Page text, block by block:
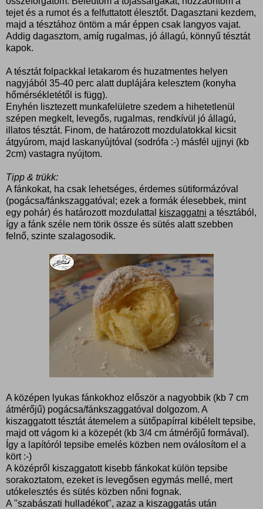
tejet és a rumot és a felfuttatott élesztőt. Dagasztani kezdem,
majd a tésztához öntöm a már éppen csak langyos vajat.
Addig dagasztom, amíg rugalmas, jó állagú, könnyű tésztát
kapok.
A tésztát folpackkal letakarom és huzatmentes helyen
nagyjából 35-40 perc alatt duplájára kelesztem (konyha
hőmérsékletétől is függ).
Enyhén lisztezett munkafelületre szedem a hihetetlenül
szépen megkelt, levegős, rugalmas, rendkívül jó állagú,
illatos tésztát. Finom, de határozott mozdulatokkal kicsit
átgyúrom, majd laskanyújtóval (sodrófa :-) másfél ujjnyi (kb
2cm) vastagra nyújtom.
Tipp & trükk:
A fánkokat, ha csak lehetséges, érdemes sütiformázóval
(pogácsa/fánkszaggatóval; ezek a formák élesebbek, mint
egy pohár) és határozott mozdulattal
kiszaggatni a tésztából,
így a fánk széle nem törik össze és sütés alatt szebben
felnő, szinte szalagosodik.
A középen lyukas fánkokhoz először a nagyobbik (kb 7 cm
átmérőjű) pogácsa/fánkszaggatóval dolgozom. A
kiszaggatott tésztát átemelem a sütőpapírral kibélelt tepsibe,
majd ott vágom ki a közepét (kb 3/4 cm átmérőjű formával).
Így a lapítóról tepsibe emelés közben nem oválosítom el a
kört :-)
A középről kiszaggatott kisebb fánkokat külön tepsibe
sorakoztatom, ezeket is levegősen egymás mellé, mert
utókelesztés és sütés közben nőni fognak.
A "szabászati hulladékot", azaz a kiszaggatás után